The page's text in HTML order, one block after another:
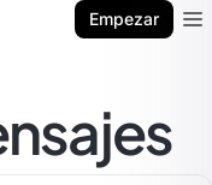
Empezar